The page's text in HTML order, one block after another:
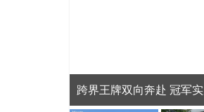
跨界王牌双向奔赴 冠军